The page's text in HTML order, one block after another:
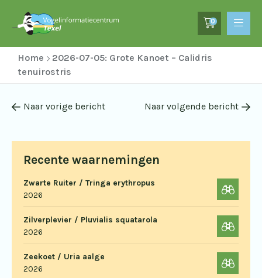
0
Home
2026-07-05: Grote Kanoet – Calidris
tenuirostris
Recente waarnemingen
Zwarte Ruiter / Tringa erythropus
2026
Zilverplevier / Pluvialis squatarola
2026
Zeekoet / Uria aalge
2026
Naar vorige bericht Naar volgende bericht